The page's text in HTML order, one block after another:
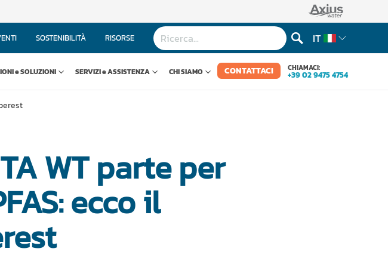
SOSTENIBILITÀ RISORSE IT
e SOLUZIONI SERVIZI e ASSISTENZA CHI SIAMO CONTATTACI CHIAMACI:
+39 02 9475 4754
WT parte per
ecco il